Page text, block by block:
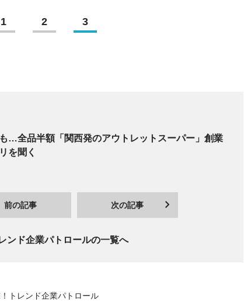
1 2 3
…全品半額「関西発のアウトレットスーパー」創業
を聞く
前の記事 次の記事
ンド企業パトロールの一覧へ
トレンド企業パトロール